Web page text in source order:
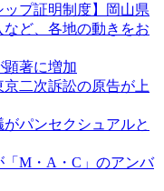
ップ証明制度】岡山県
ど、各地の動きをお
顕著に増加
京二次訴訟の原告が上
パンセクシュアルと
M・A・C」のアンバ